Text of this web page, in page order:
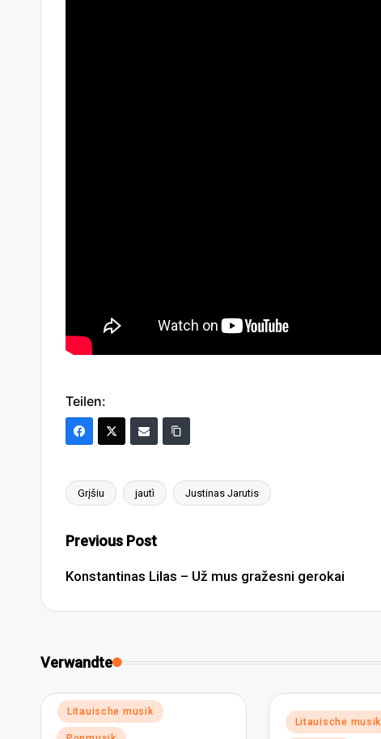
Teilen:
Tags:
Grįšiu jautì Justinas Jarutis
Post
navigation
Previous Post
Konstantinas Lilas – Už mus gražesni gerokai
Verwandte
Posted
in
Litauische musik
Posted
Litauische musik